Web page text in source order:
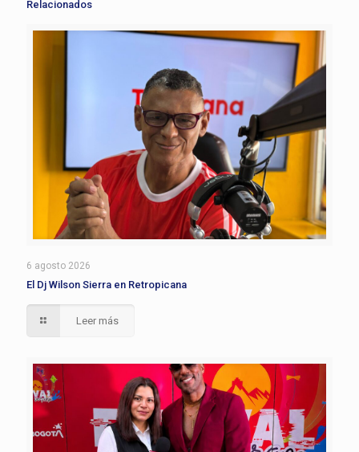
Relacionados
6 agosto 2026
El Dj Wilson Sierra en Retropicana
Leer más